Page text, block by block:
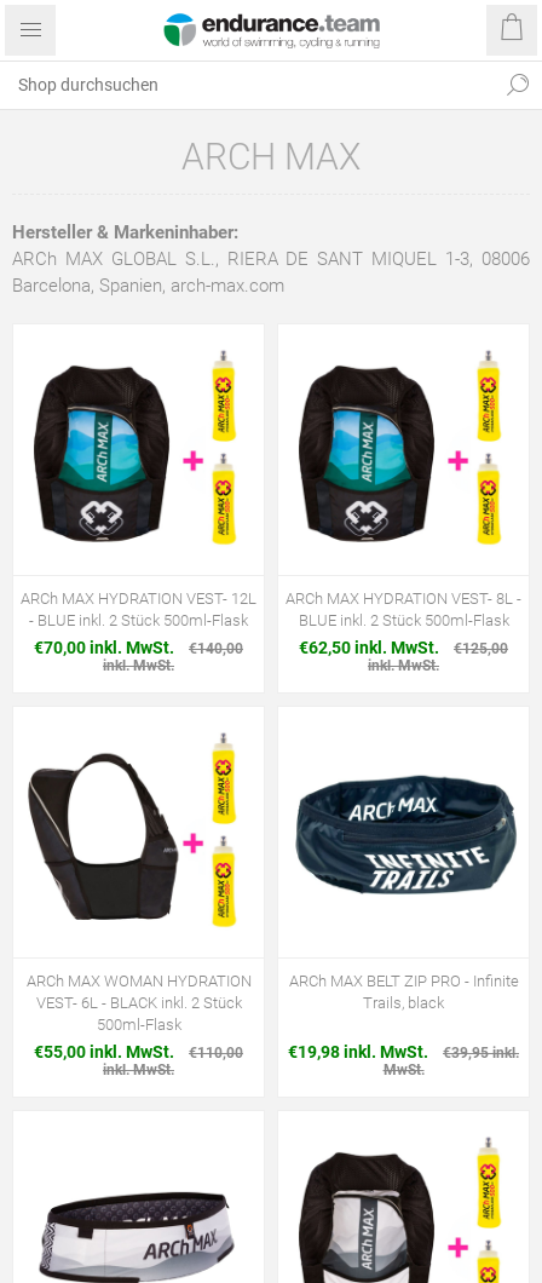
ARCH MAX
Hersteller & Markeninhaber:
ARCh MAX GLOBAL S.L., RIERA DE SANT MIQUEL 1-3, 08006
Barcelona, Spanien, arch-max.com
ARCh MAX HYDRATION VEST- 12L
- BLUE inkl. 2 Stück 500ml-Flask
€70,00 inkl. MwSt.
€140,00
inkl. MwSt.
ARCh MAX HYDRATION VEST- 8L -
BLUE inkl. 2 Stück 500ml-Flask
€62,50 inkl. MwSt.
€125,00
inkl. MwSt.
ARCh MAX WOMAN HYDRATION
VEST- 6L - BLACK inkl. 2 Stück
500ml-Flask
€55,00 inkl. MwSt.
€110,00
inkl. MwSt.
ARCh MAX BELT ZIP PRO - Infinite
Trails, black
€19,98 inkl. MwSt.
€39,95 inkl.
MwSt.